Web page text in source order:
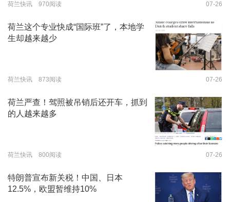
荷兰快讯 970阅读 07-26
荷兰这个专业快成“国际班”了，本地学
生却越来越少
荷兰快讯 873阅读 07-26
荷兰严查！驾照被吊销后还开车，抓到
的人越来越多
荷兰快讯 800阅读 07-26
特朗普宣布新关税！中国、日本
12.5%，欧盟暂维持10%